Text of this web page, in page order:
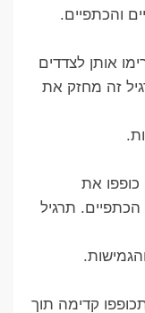
והכתפיים.
אותן לצדדים
זה מחזק את
כופפו את
הכתפיים. תרגיל
קדימה תוך